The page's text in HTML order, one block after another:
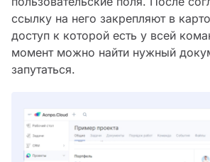
ссылку на него закрепляют в
доступ к которой есть у всей
момент можно найти нужный
запутаться.